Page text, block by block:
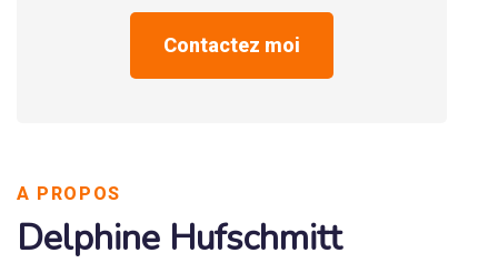
Contactez moi
A PROPOS
Delphine Hufschmitt